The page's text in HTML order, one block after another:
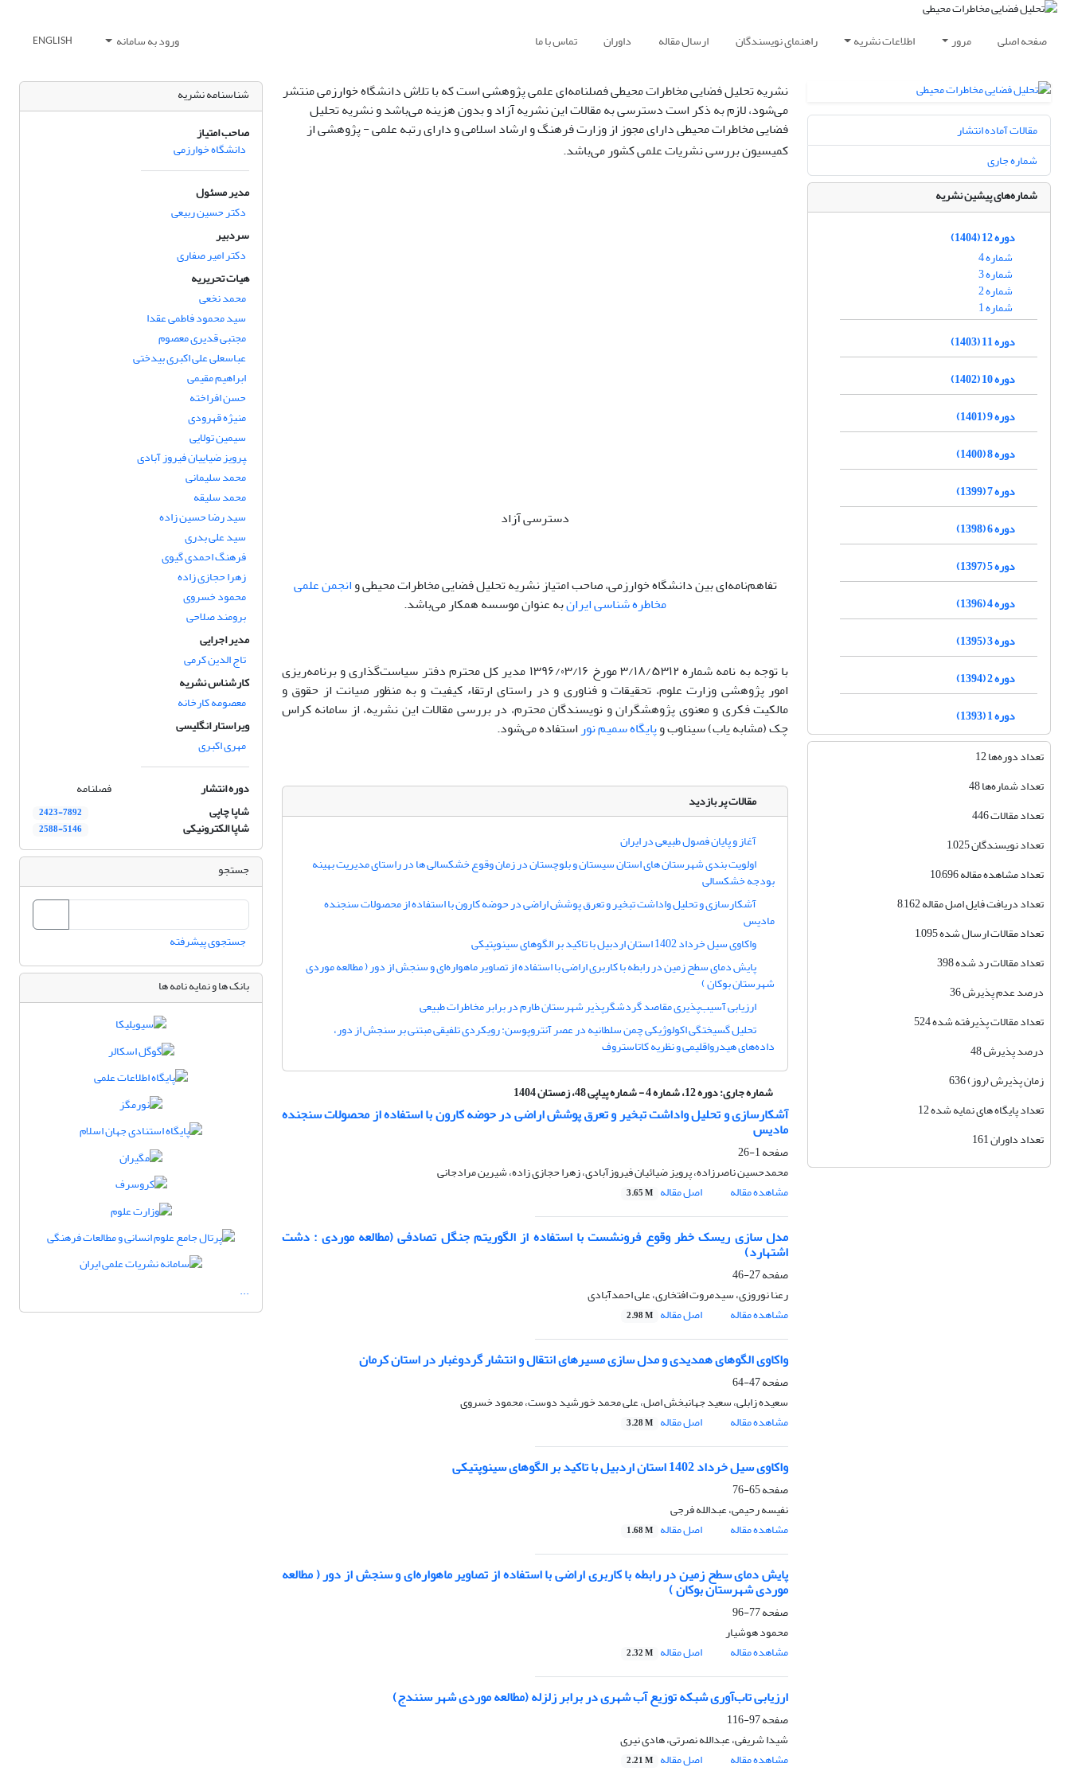
صفحه اصلی مرور اطلاعات نشریه راهنمای نویسندگان ارسال مقاله داوران تماس با ما ورود به سامانه ENGLISH
مقالات آماده انتشار
شماره جاری
شماره‌های پیشین نشریه
دوره 12 (1404)
شماره 4
شماره 3
شماره 2
شماره 1
دوره 11 (1403)
دوره 10 (1402)
دوره 9 (1401)
دوره 8 (1400)
دوره 7 (1399)
دوره 6 (1398)
دوره 5 (1397)
دوره 4 (1396)
دوره 3 (1395)
دوره 2 (1394)
دوره 1 (1393)
تعداد دوره‌ها 12
تعداد شماره‌ها 48
تعداد مقالات 446
تعداد نویسندگان 1,025
تعداد مشاهده مقاله 10,696
تعداد دریافت فایل اصل مقاله 8,162
تعداد مقالات ارسال شده 1,095
تعداد مقالات رد شده 398
درصد عدم پذیرش 36
تعداد مقالات پذیرفته شده 524
درصد پذیرش 48
زمان پذیرش (روز) 636
تعداد پایگاه های نمایه شده 12
تعداد داوران 161
نشریه تحلیل فضایی مخاطرات محیطی فصلنامه‌ای علمی پژوهشی است که با تلاش دانشگاه خوارزمی منتشر
می‌شود، لازم به ذکر است دسترسی به مقالات این نشریه آزاد و بدون هزینه می‌باشد و نشریه تحلیل
فضایی مخاطرات محیطی دارای مجوز از وزارت فرهنگ و ارشاد اسلامی و دارای رتبه علمی - پژوهشی از
کمیسیون بررسی نشریات علمی کشور می‌باشد.
دسترسی آزاد
تفاهم‌نامه‌ای بین دانشگاه خوارزمی، صاحب امتیاز نشریه تحلیل فضایی مخاطرات محیطی وانجمن علمی
مخاطره شناسی ایرانبه عنوان موسسه همکار می‌باشد.
با توجه به نامه شماره ۳/۱۸/۵۳۱۲ مورخ ۱۳۹۶/۰۳/۱۶ مدیر کل محترم دفتر سیاست‌گذاری و برنامه‌ریزی
امور پژوهشی وزارت علوم، تحقیقات و فناوری و در راستای ارتقاء کیفیت و به منظور صیانت از حقوق و
مالکیت فکری و معنوی پژوهشگران و نویسندگان محترم، در بررسی مقالات این نشریه، از سامانه کراس
چک (مشابه یاب) سیناوب وپایگاه سمیم نوراستفاده می‌شود.
مقالات پر بازدید
آغاز و پایان فصول طبیعی در ایران
اولویت بندی شهرستان های استان سیستان و بلوچستان در زمان وقوع خشکسالی ها در راستای مدیریت بهینه
بودجه خشکسالی
آشکارسازی و تحلیل واداشت تبخیر و تعرق پوشش اراضی در حوضه کارون با استفاده از محصولات سنجنده
مادیس
واکاوی سیل خرداد 1402 استان اردبیل با تاکید بر الگوهای سینوپتیکی
پایش دمای سطح زمین در رابطه با کاربری اراضی با استفاده از تصاویر ماهواره‌ای و سنجش از دور ( مطالعه موردی
شهرستان بوکان )
ارزیابی آسیب‌‌پذیری مقاصد گردشگرپذیر شهرستان طارم در برابر مخاطرات طبیعی
تحلیل گسیختگی اکولوژیکی چمن سلطانیه در عصر آنتروپوسن: رویکردی تلفیقی مبتنی بر سنجش از دور،
داده‌های هیدرواقلیمی و نظریه کاتاستروف
شماره جاری:دوره 12، شماره 4 - شماره پیاپی 48، زمستان 1404
آشکارسازی و تحلیل واداشت تبخیر و تعرق پوشش اراضی در حوضه کارون با استفاده از محصولات سنجنده
مادیس
صفحه1-26
محمدحسین ناصرزاده، پرویز ضیائیان فیروزآبادی، زهرا حجازی زاده، شیرین مرادجانی
مشاهده مقاله
اصل مقاله 3.65 M
مدل سازی ریسک خطر وقوع فرونشست با استفاده از الگوریتم جنگل تصادفی (مطالعه موردی : دشت
اشتهارد)
صفحه27-46
رعنا نوروزی، سیدمروت افتخاری، علی احمدآبادی
مشاهده مقاله
اصل مقاله 2.98 M
واکاوی الگوهای همدیدی و مدل سازی مسیرهای انتقال و انتشار گردوغبار در استان کرمان
صفحه47-64
سعیده زابلی، سعید جهانبخش اصل، علی محمد خورشید دوست، محمود خسروی
مشاهده مقاله
اصل مقاله 3.28 M
واکاوی سیل خرداد 1402 استان اردبیل با تاکید بر الگوهای سینوپتیکی
صفحه65-76
نفیسه رحیمی، عبدالله فرجی
مشاهده مقاله
اصل مقاله 1.68 M
پایش دمای سطح زمین در رابطه با کاربری اراضی با استفاده از تصاویر ماهواره‌ای و سنجش از دور ( مطالعه
موردی شهرستان بوکان )
صفحه77-96
محمود هوشیار
مشاهده مقاله
اصل مقاله 2.32 M
ارزیابی تاب‌آوری شبکه توزیع آب شهری در برابر زلزله (مطالعه موردی شهر سنندج)
صفحه97-116
شیدا شریفی، عبدالله نصرتی، هادی نیری
مشاهده مقاله
اصل مقاله 2.21 M
شناسنامه نشریه
صاحب امتیاز
دانشگاه خوارزمی
مدیر مسئول
دکتر حسین ربیعی
سردبیر
دکتر امیر صفاری
هیات تحریریه
محمد نخعی
سید محمود فاطمی عقدا
مجتبی قدیری معصوم
عباسعلی علی اکبری بیدختی
ابراهیم مقیمی
حسن افراخته
منیژه قهرودی
سیمین تولایی
‍‍‍‍‍‍‍‍‍‍‍‍‍‍‍‍‍‍‍‍‍‍‍‍‍‍‍‍‍پرویز ضیاییان فیروز آبادی
محمد سلیمانی
محمد سلیقه
سید رضا حسین زاده
سید علی بدری
فرهنگ احمدی گیوی
زهرا حجازی زاده
محمود خسروی
برومند صلاحی
مدیر اجرایی
تاج الدین کرمی
کارشناس نشریه
معصومه کارخانه
ویراستار انگلیسی
مهری اکبری
دوره انتشار
فصلنامه
شاپا چاپی
2423-7892
شاپا الکترونیکی 2588-5146
جستجو
جستجوی پیشرفته
بانک ها و نمایه نامه ها
...